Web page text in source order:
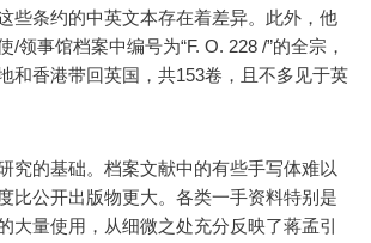
些条约的中英文本存在着差异。此外，他
/领事馆档案中编号为“F. O. 228 /”的全宗，
和香港带回英国，共153卷，且不多见于英
究的基础。档案文献中的有些手写体难以
比公开出版物更大。各类一手资料特别是
大量使用，从细微之处充分反映了蒋孟引